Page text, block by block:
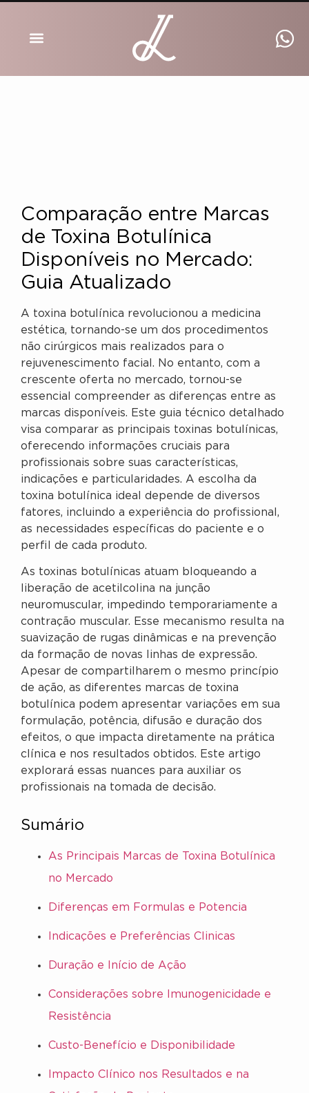
Comparação entre Marcas
de Toxina Botulínica
Disponíveis no Mercado:
Guia Atualizado
A toxina botulínica revolucionou a medicina
estética, tornando-se um dos procedimentos
não cirúrgicos mais realizados para o
rejuvenescimento facial. No entanto, com a
crescente oferta no mercado, tornou-se
essencial compreender as diferenças entre as
marcas disponíveis. Este guia técnico detalhado
visa comparar as principais toxinas botulínicas,
oferecendo informações cruciais para
profissionais sobre suas características,
indicações e particularidades. A escolha da
toxina botulínica ideal depende de diversos
fatores, incluindo a experiência do profissional,
as necessidades específicas do paciente e o
perfil de cada produto.
As toxinas botulínicas atuam bloqueando a
liberação de acetilcolina na junção
neuromuscular, impedindo temporariamente a
contração muscular. Esse mecanismo resulta na
suavização de rugas dinâmicas e na prevenção
da formação de novas linhas de expressão.
Apesar de compartilharem o mesmo princípio
de ação, as diferentes marcas de toxina
botulínica podem apresentar variações em sua
formulação, potência, difusão e duração dos
efeitos, o que impacta diretamente na prática
clínica e nos resultados obtidos. Este artigo
explorará essas nuances para auxiliar os
profissionais na tomada de decisão.
Sumário
As Principais Marcas de Toxina Botulínica
no Mercado
Diferenças em Formulas e Potencia
Indicações e Preferências Clinicas
Duração e Início de Ação
Considerações sobre Imunogenicidade e
Resistência
Custo-Benefício e Disponibilidade
Impacto Clínico nos Resultados e na